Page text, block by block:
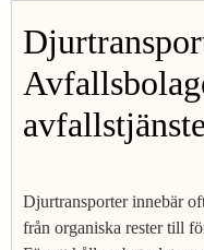
Djurtransporter innebär
från organiska rester till